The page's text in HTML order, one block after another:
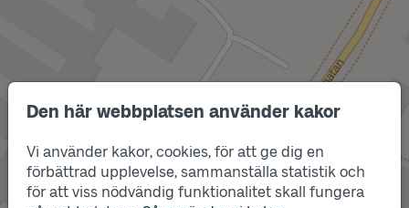
Den här webbplatsen använder kakor
Vi använder kakor, cookies, för att ge dig en
förbättrad upplevelse, sammanställa statistik och
för att viss nödvändig funktionalitet skall fungera
Läge
A
Läge
B